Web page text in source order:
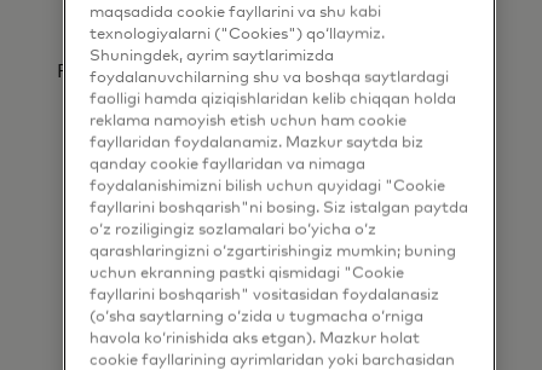
Pul oʻtkazmasi maʼlumotlarini Xavfsiz fayl
oʻtkazish protokoli (Secure File Transfer
Protocol, SFTP) va/yoki e-mail orqali yetkazib
beradi.
Mastercard yetkazib beruvchilar
katalogiga qo‘shiling
maqsadida cookie fayllarini va shu kabi
texnologiyalarni ("Cookies") qo‘llaymiz.
Shuningdek, ayrim saytlarimizda
foydalanuvchilarning shu va boshqa saytlardagi
faolligi hamda qiziqishlaridan kelib chiqqan holda
reklama namoyish etish uchun ham cookie
fayllaridan foydalanamiz. Mazkur saytda biz
qanday cookie fayllaridan va nimaga
foydalanishimizni bilish uchun quyidagi "Cookie
fayllarini boshqarish"ni bosing. Siz istalgan paytda
o‘z roziligingiz sozlamalari bo‘yicha o‘z
qarashlaringizni o‘zgartirishingiz mumkin; buning
uchun ekranning pastki qismidagi "Cookie
fayllarini boshqarish" vositasidan foydalanasiz
(o‘sha saytlarning o‘zida u tugmacha o‘rniga
havola ko‘rinishida aks etgan). Mazkur holat
cookie fayllarining ayrimlaridan yoki barchasidan